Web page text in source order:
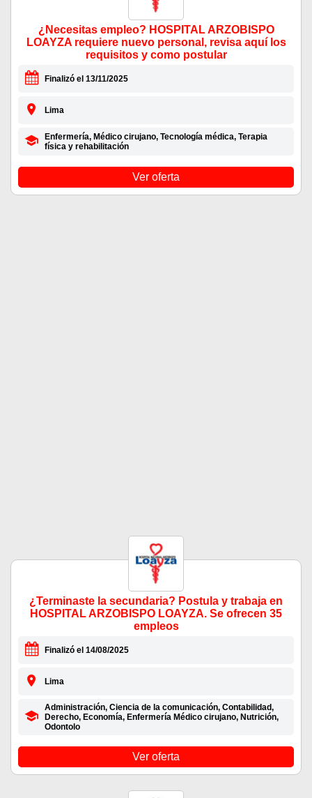
¿Necesitas empleo? HOSPITAL ARZOBISPO
LOAYZA requiere nuevo personal, revisa aquí los
requisitos y como postular
Finalizó el 13/11/2025
Lima
Enfermería, Médico cirujano, Tecnología médica, Terapia
física y rehabilitación
Ver oferta
¿Terminaste la secundaria? Postula y trabaja en
HOSPITAL ARZOBISPO LOAYZA. Se ofrecen 35
empleos
Finalizó el 14/08/2025
Lima
Administración, Ciencia de la comunicación, Contabilidad,
Derecho, Economía, Enfermería Médico cirujano, Nutrición,
Odontolo
Ver oferta